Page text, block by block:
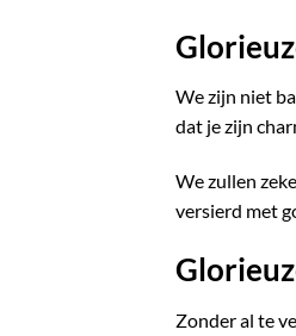
We zijn niet
dat je zijn
We zullen
versierd met
Zonder al te